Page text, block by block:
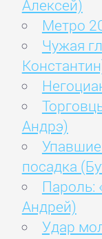
Алексей)
Метро
Чужая
Андрэ)
посадка
Пароль:
Андрей)
Удар